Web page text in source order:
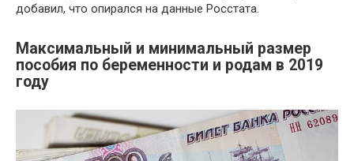
добавил, что опирался на данные Росстата.
Максимальный и минимальный размер
пособия по беременности и родам в 2019
году